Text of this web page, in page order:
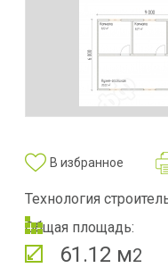
В избранное
Технология
Общая площадь:
61.12 м2